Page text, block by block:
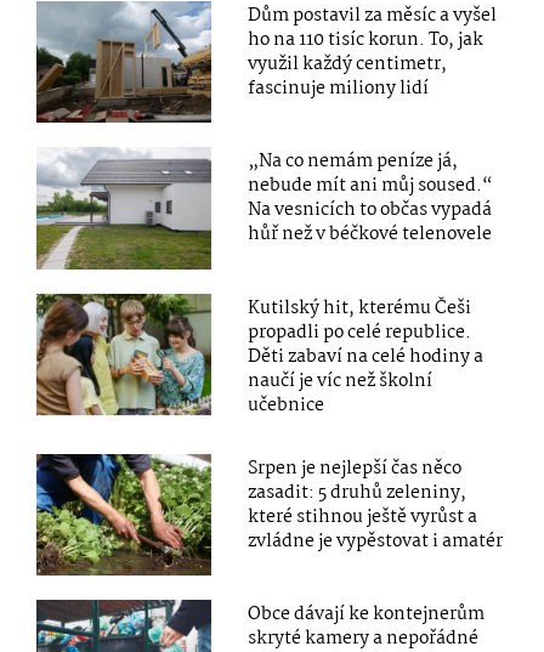
Dům postavil za měsíc a vyšel
ho na 110 tisíc korun. To, jak
využil každý centimetr,
fascinuje miliony lidí
„Na co nemám peníze já,
nebude mít ani můj soused.“
Na vesnicích to občas vypadá
hůř než v béčkové telenovele
Kutilský hit, kterému Češi
propadli po celé republice.
Děti zabaví na celé hodiny a
naučí je víc než školní
učebnice
Srpen je nejlepší čas něco
zasadit: 5 druhů zeleniny,
které stihnou ještě vyrůst a
zvládne je vypěstovat i amatér
Obce dávají ke kontejnerům
skryté kamery a nepořádné